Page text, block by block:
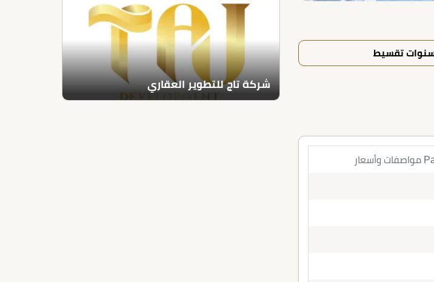
شركة تاج للتطوير العقاري